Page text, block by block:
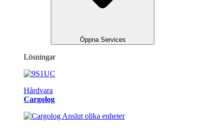
Öppna Services
Lösningar
Hårdvara
Cargolog